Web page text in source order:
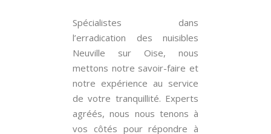
Spécialistes dans
l’erradication des nuisibles
Neuville sur Oise, nous
mettons notre savoir-faire et
notre expérience au service
de votre tranquillité. Experts
agréés, nous nous tenons à
vos côtés pour répondre à